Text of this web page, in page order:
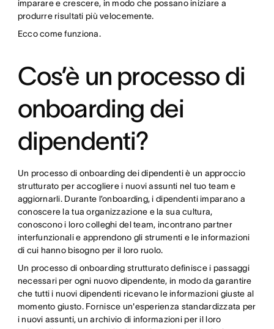
imparare e crescere, in modo che possano iniziare a
produrre risultati più velocemente.
Ecco come funziona.
Cos’è un processo di
onboarding dei
dipendenti?
Un processo di onboarding dei dipendenti è un approccio
strutturato per accogliere i nuovi assunti nel tuo team e
aggiornarli. Durante l’onboarding, i dipendenti imparano a
conoscere la tua organizzazione e la sua cultura,
conoscono i loro colleghi del team, incontrano partner
interfunzionali e apprendono gli strumenti e le informazioni
di cui hanno bisogno per il loro ruolo.
Un processo di onboarding strutturato definisce i passaggi
necessari per ogni nuovo dipendente, in modo da garantire
che tutti i nuovi dipendenti ricevano le informazioni giuste al
momento giusto. Fornisce un'esperienza standardizzata per
i nuovi assunti, un archivio di informazioni per il loro